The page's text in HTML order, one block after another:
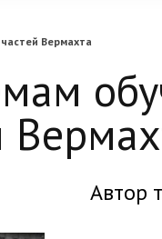
Вермахта
Автор